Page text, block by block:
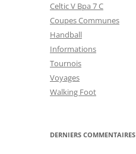
Celtic V Bpa 7 C
Coupes Communes
Handball
Informations
Tournois
Voyages
Walking Foot
DERNIERS COMMENTAIRES